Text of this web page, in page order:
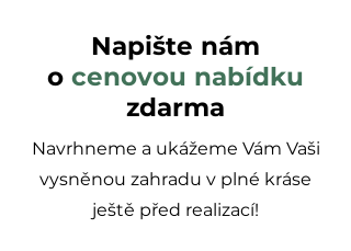
Napište nám
o cenovou nabídku
zdarma
Navrhneme a ukážeme Vám Vaši
vysněnou zahradu v plné kráse
ještě před realizací!